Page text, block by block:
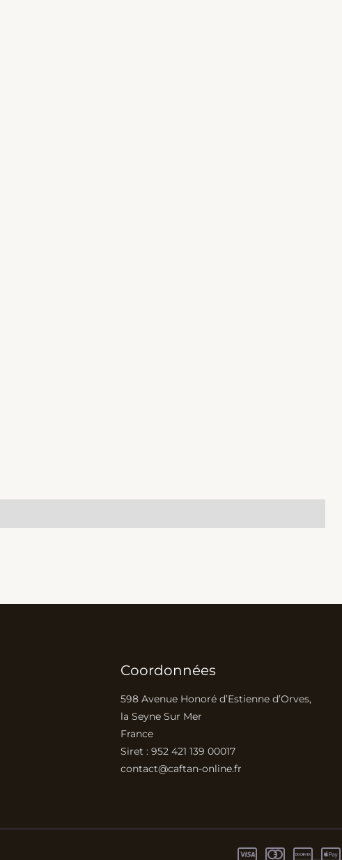
Coordonnées
598 Avenue Honoré d’Estienne d’Orves,
la Seyne Sur Mer
France
Siret : 952 421 139 00017
contact@caftan-online.fr